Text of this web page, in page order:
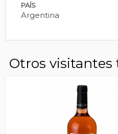
PAÍS
Argentina
Otros